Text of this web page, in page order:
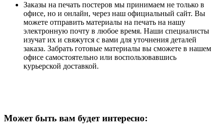
Заказы на печать постеров мы принимаем не только в
офисе, но и онлайн, через наш официальный сайт. Вы
можете отправить материалы на печать на нашу
электронную почту в любое время. Наши специалисты
изучат их и свяжутся с вами для уточнения деталей
заказа. Забрать готовые материалы вы сможете в нашем
офисе самостоятельно или воспользовавшись
курьерской доставкой.
Может быть вам будет интересно: